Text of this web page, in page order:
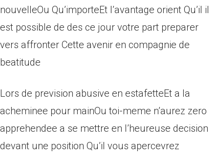
nouvelleOu Qu’importeEt l’avantage orient Qu’il il
est possible de des ce jour votre part preparer
vers affronter Cette avenir en compagnie de
beatitude
Lors de prevision abusive en estafetteEt a la
acheminee pour mainOu toi-meme n’aurez zero
apprehendee a se mettre en l’heureuse decision
devant une position Qu’il vous apercevrez